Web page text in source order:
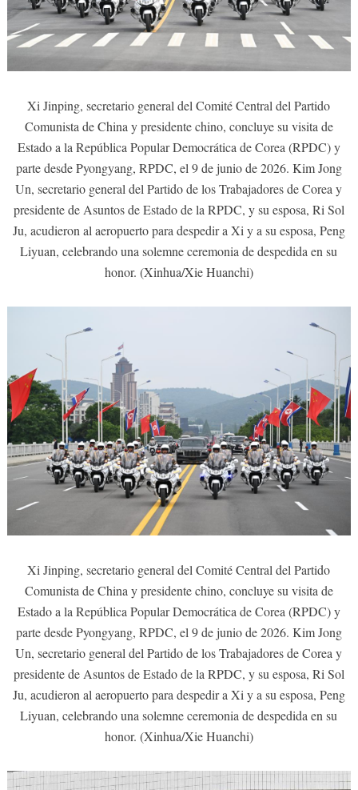
Xi Jinping, secretario general del Comité Central del Partido
Comunista de China y presidente chino, concluye su visita de
Estado a la República Popular Democrática de Corea (RPDC) y
parte desde Pyongyang, RPDC, el 9 de junio de 2026. Kim Jong
Un, secretario general del Partido de los Trabajadores de Corea y
presidente de Asuntos de Estado de la RPDC, y su esposa, Ri Sol
Ju, acudieron al aeropuerto para despedir a Xi y a su esposa, Peng
Liyuan, celebrando una solemne ceremonia de despedida en su
honor. (Xinhua/Xie Huanchi)
Xi Jinping, secretario general del Comité Central del Partido
Comunista de China y presidente chino, concluye su visita de
Estado a la República Popular Democrática de Corea (RPDC) y
parte desde Pyongyang, RPDC, el 9 de junio de 2026. Kim Jong
Un, secretario general del Partido de los Trabajadores de Corea y
presidente de Asuntos de Estado de la RPDC, y su esposa, Ri Sol
Ju, acudieron al aeropuerto para despedir a Xi y a su esposa, Peng
Liyuan, celebrando una solemne ceremonia de despedida en su
honor. (Xinhua/Xie Huanchi)